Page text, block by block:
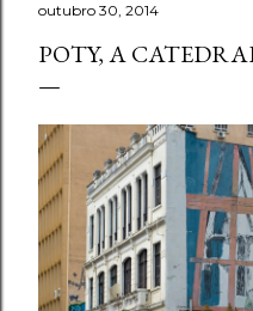
outubro 30, 2014
POTY, A